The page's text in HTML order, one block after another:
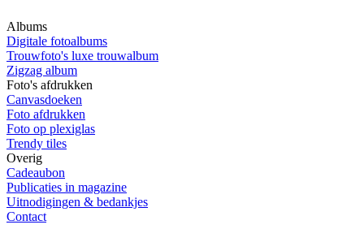
Albums
Digitale fotoalbums
Trouwfoto's luxe trouwalbum
Zigzag album
Foto's afdrukken
Canvasdoeken
Foto afdrukken
Foto op plexiglas
Trendy tiles
Overig
Cadeaubon
Publicaties in magazine
Uitnodigingen & bedankjes
Contact